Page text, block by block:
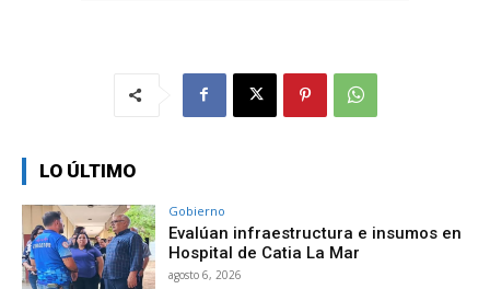
LO ÚLTIMO
Gobierno
Evalúan infraestructura e insumos en
Hospital de Catia La Mar
agosto 6, 2026